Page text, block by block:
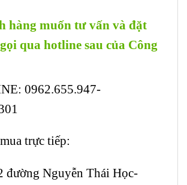
hàng muốn tư vấn và đặt
qua hotline sau của Công
0962.655.947-
trực tiếp:
đường Nguyễn Thái Học-